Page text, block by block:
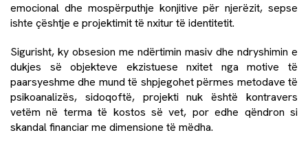
emocional dhe mospërputhje konjitive për njerëzit, sepse
ishte çështje e projektimit të nxitur të identitetit.
Sigurisht, ky obsesion me ndërtimin masiv dhe ndryshimin e
dukjes së objekteve ekzistuese nxitet nga motive të
paarsyeshme dhe mund të shpjegohet përmes metodave të
psikoanalizës, sidoqoftë, projekti nuk është kontravers
vetëm në terma të kostos së vet, por edhe qëndron si
skandal financiar me dimensione të mëdha.